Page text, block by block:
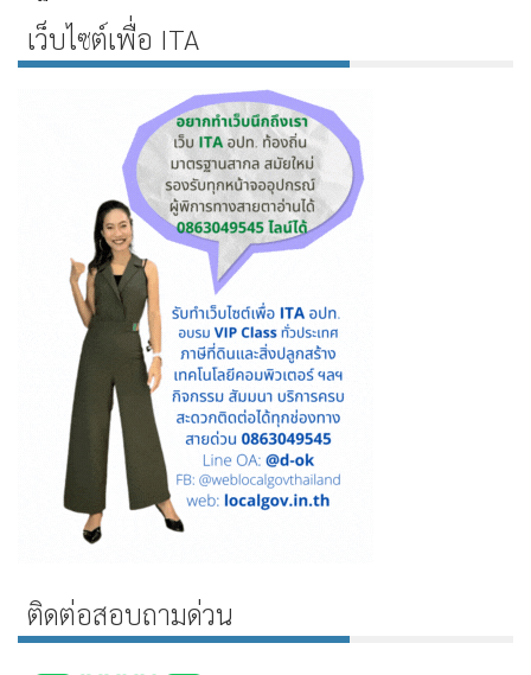
เว็บไซต์เพื่อ ITA
ติดต่อสอบถามด่วน